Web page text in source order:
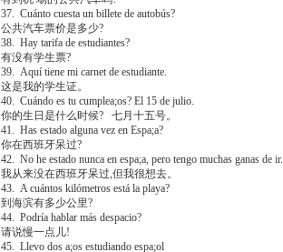
37. Cuánto cuesta un billete de autobús?
公共汽车票价是多少?
38. Hay tarifa de estudiantes?
有没有学生票?
39. Aquí tiene mi carnet de estudiante.
这是我的学生证。
40. Cuándo es tu cumplea;os? El 15 de julio.
你的生日是什么时候? 七月十五号。
41. Has estado alguna vez en Espa;a?
你在西班牙呆过?
42. No he estado nunca en espa;a, pero tengo muchas ganas de ir.
我从来没在西班牙呆过,但我很想去。
43. A cuántos kilómetros está la playa?
到海滨有多少公里?
44. Podría hablar más despacio?
请说慢一点儿!
45. Llevo dos a;os estudiando espa;ol